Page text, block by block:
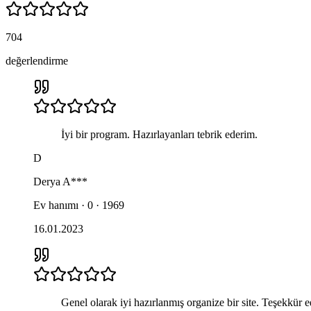
704
değerlendirme
İyi bir program. Hazırlayanları tebrik ederim.
D
Derya A***
Ev hanımı · 0 · 1969
16.01.2023
Genel olarak iyi hazırlanmış organize bir site. Teşekkür